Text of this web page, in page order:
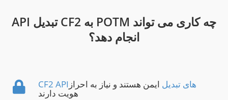
API تبدیل CF2 به POTM چه کاری می تواند
انجام دهد؟
CF2 APIهای تبدیل ایمن هستند و نیاز به احراز
هویت دارند